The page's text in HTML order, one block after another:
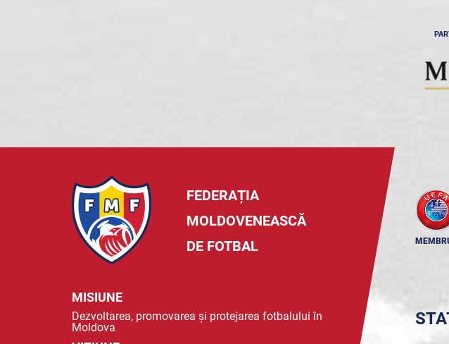
FEDERAȚIA
MOLDOVENEASCĂ
DE FOTBAL
MISIUNE
Dezvoltarea, promovarea și protejarea fotbalului în
Moldova